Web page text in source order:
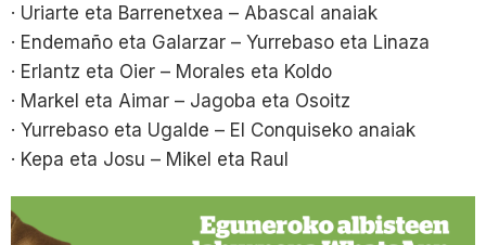
· Uriarte eta Barrenetxea – Abascal anaiak
· Endemaño eta Galarzar – Yurrebaso eta Linaza
· Erlantz eta Oier – Morales eta Koldo
· Markel eta Aimar – Jagoba eta Osoitz
· Yurrebaso eta Ugalde – El Conquiseko anaiak
· Kepa eta Josu – Mikel eta Raul